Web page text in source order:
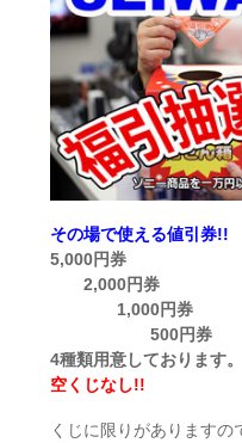
その場で使える値引券!!
5,000円券
2,000円券
1,000円券
500円券
4種類用意しております。
空くじなし!!
くじに限りがありますの